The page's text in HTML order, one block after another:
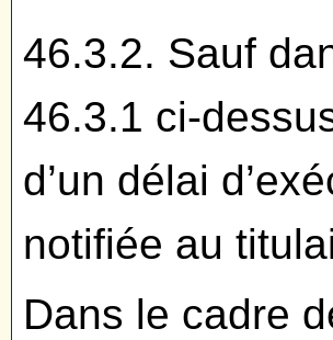
46.3.2. Sauf
46.3.1 ci-
d’un délai
notifiée au
Dans le cadre